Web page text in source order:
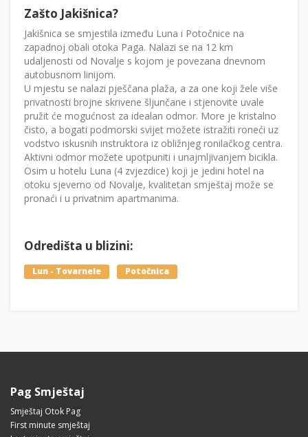
Zašto Jakišnica?
Jakišnica se smjestila između Luna i Potočnice na
zapadnoj obali otoka Paga. Nalazi se na 12 km
udaljenosti od Novalje s kojom je povezana dnevnom
autobusnom linijom.
U mjestu se nalazi pješčana plaža, a za one koji žele više
privatnosti brojne skrivene šljunčane i stjenovite uvale
pružit će mogućnost za idealan odmor. More je kristalno
čisto, a bogati podmorski svijet možete istražiti roneći uz
vodstvo iskusnih instruktora iz obližnjeg ronilačkog centra.
Aktivni odmor možete upotpuniti i unajmljivanjem bicikla.
Osim u hotelu Luna (4 zvjezdice) koji je jedini hotel na
otoku sjeverno od Novalje, kvalitetan smještaj može se
pronaći i u privatnim apartmanima.
Odredišta u blizini:
Lun - Tovarnele Potočnica
Pag Smještaj
Smještaj Otok Pag
First minute smještaj